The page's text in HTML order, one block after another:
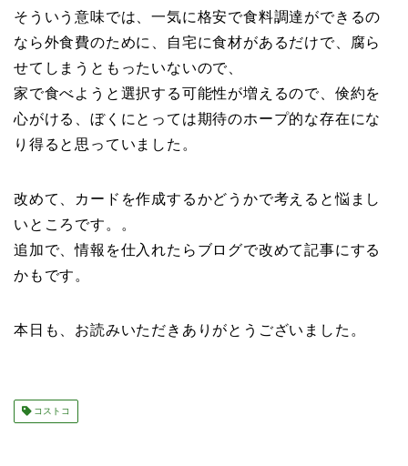
そういう意味では、一気に格安で食料調達ができるの
なら外食費のために、自宅に食材があるだけで、腐ら
せてしまうともったいないので、
家で食べようと選択する可能性が増えるので、倹約を
心がける、ぼくにとっては期待のホープ的な存在にな
り得ると思っていました。
改めて、カードを作成するかどうかで考えると悩まし
いところです。。
追加で、情報を仕入れたらブログで改めて記事にする
かもです。
本日も、お読みいただきありがとうございました。
コストコ